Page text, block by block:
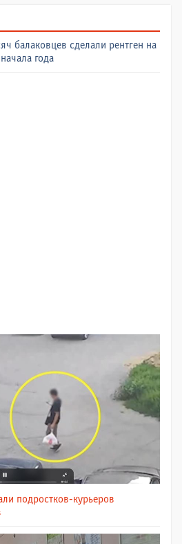
балаковцев сделали рентген на
года
подростков-курьеров